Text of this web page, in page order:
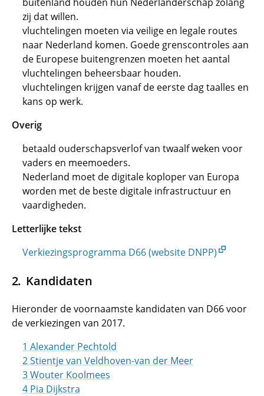
zij dat willen.
vluchtelingen moeten via veilige en legale routes
naar Nederland komen. Goede grenscontroles aan
de Europese buitengrenzen moeten het aantal
vluchtelingen beheersbaar houden.
vluchtelingen krijgen vanaf de eerste dag taalles en
kans op werk.
Overig
betaald ouderschapsverlof van twaalf weken voor
vaders en meemoeders.
Nederland moet de digitale koploper van Europa
worden met de beste digitale infrastructuur en
vaardigheden.
Letterlijke tekst
Verkiezingsprogramma D66 (website DNPP)
Kandidaten
Hieronder de voornaamste kandidaten van D66 voor
de verkiezingen van 2017.
1 Alexander Pechtold
2 Stientje van Veldhoven-van der Meer
3 Wouter Koolmees
4 Pia Dijkstra